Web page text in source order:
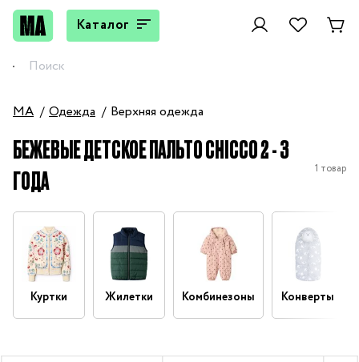
Каталог
MA Одежда Верхняя одежда
БЕЖЕВЫЕ ДЕТСКОЕ ПАЛЬТО CHICCO 2 - 3
ГОДА
1 товар
Куртки Жилетки Комбинезоны Конверты